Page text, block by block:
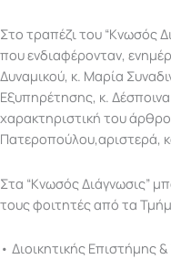
Στο τραπέζι του “Κνωσός
που ενδιαφέρονταν,
Δυναμικού, κ. Μαρία
Εξυπηρέτησης, κ.
χαρακτηριστική του
Πατεροπούλου,αριστερά,
Στα “Κνωσός Διάγνωσις”
τους φοιτητές από τα
• Διοικητικής Επιστήμης